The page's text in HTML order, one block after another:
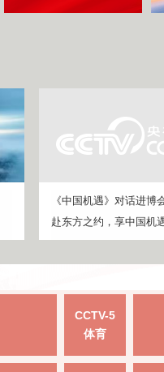
《中国机遇》对话进博
赴东方之约，享中国机
CCTV-5
体育